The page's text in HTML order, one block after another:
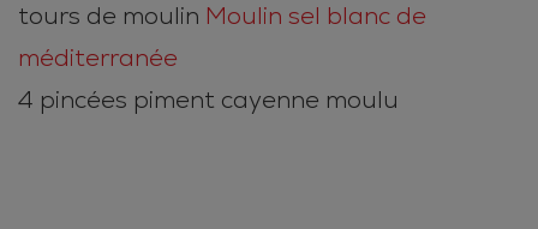
tours de moulin Moulin sel blanc de
méditerranée
4 pincées piment cayenne moulu